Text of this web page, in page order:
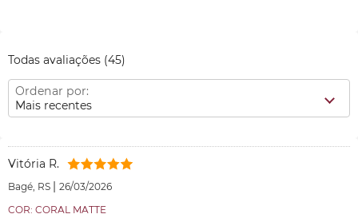
Todas avaliações (45)
Ordenar por:
Mais recentes
Vitória R.
Bagé, RS | 26/03/2026
COR: CORAL MATTE